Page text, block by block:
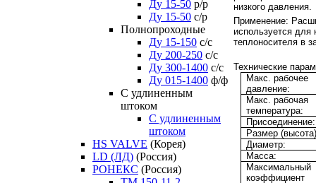
Ду 15-50 р/р
Ду 15-50 с/р
Полнопроходные
Ду 15-150 с/с
Ду 200-250 с/с
Ду 300-1400 с/с
Ду 015-1400 ф/ф
С удлиненным
штоком
C удлиненным
штоком
HS VALVE (Корея)
LD (ЛД) (Россия)
РОНЕКС (Россия)
низкого давления.
Применение:
используется для
теплоносителя в
Технические
Макс. рабочее
давление:
Макс. рабочая
температура:
Присоединение:
Размер
Диаметр:
Масса:
Максимальный
коэффициент